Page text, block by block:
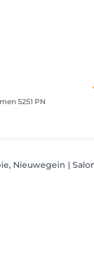
5251 PN